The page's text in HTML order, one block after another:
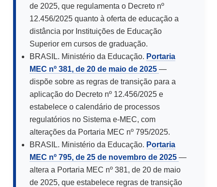
de 2025, que regulamenta o Decreto nº
12.456/2025 quanto à oferta de educação a
distância por Instituições de Educação
Superior em cursos de graduação.
BRASIL. Ministério da Educação. Portaria
MEC nº 381, de 20 de maio de 2025 —
dispõe sobre as regras de transição para a
aplicação do Decreto nº 12.456/2025 e
estabelece o calendário de processos
regulatórios no Sistema e-MEC, com
alterações da Portaria MEC nº 795/2025.
BRASIL. Ministério da Educação. Portaria
MEC nº 795, de 25 de novembro de 2025 —
altera a Portaria MEC nº 381, de 20 de maio
de 2025, que estabelece regras de transição